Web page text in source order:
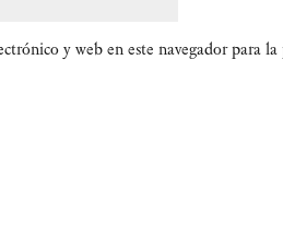
y web en este navegador para